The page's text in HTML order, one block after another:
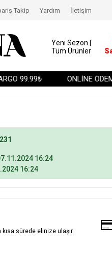
99.99₺ ONLİNE
Takip Yardım İletişim
Yeni Sezon |
Tüm Ürünler
16:24
16:24
sürede elinize ulaşır.